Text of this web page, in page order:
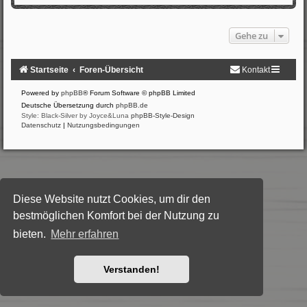
Diese Website nutzt Cookies, um dir den
bestmöglichen Komfort bei der Nutzung zu
bieten. Mehr erfahren
Verstanden!
Gehe zu
Startseite Foren-Übersicht Kontakt
Powered by phpBB® Forum Software © phpBB Limited
Deutsche Übersetzung durch phpBB.de
Style: Black-Silver by Joyce&Luna phpBB-Style-Design
Datenschutz | Nutzungsbedingungen